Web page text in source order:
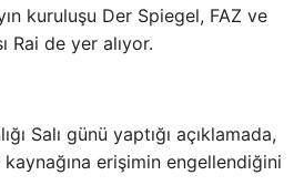
kuruluşu Der Spiegel, FAZ ve
Rai de yer alıyor.
Salı günü yaptığı açıklamada,
erişimin engellendiğini